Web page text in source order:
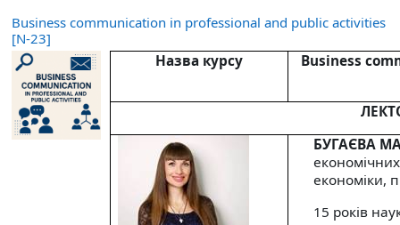
Business communication in professional and public activities
[N-23]
Назва курсу
Business
БУГАЄВА
економіки,
15 років